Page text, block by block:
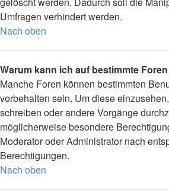
Umfragen verhindert werden.
Nach oben
Warum kann ich auf bestimmte
Manche Foren können bestimmten
vorbehalten sein. Um diese
schreiben oder andere Vorgänge
möglicherweise besondere
Moderator oder Administrator nach
Berechtigungen.
Nach oben